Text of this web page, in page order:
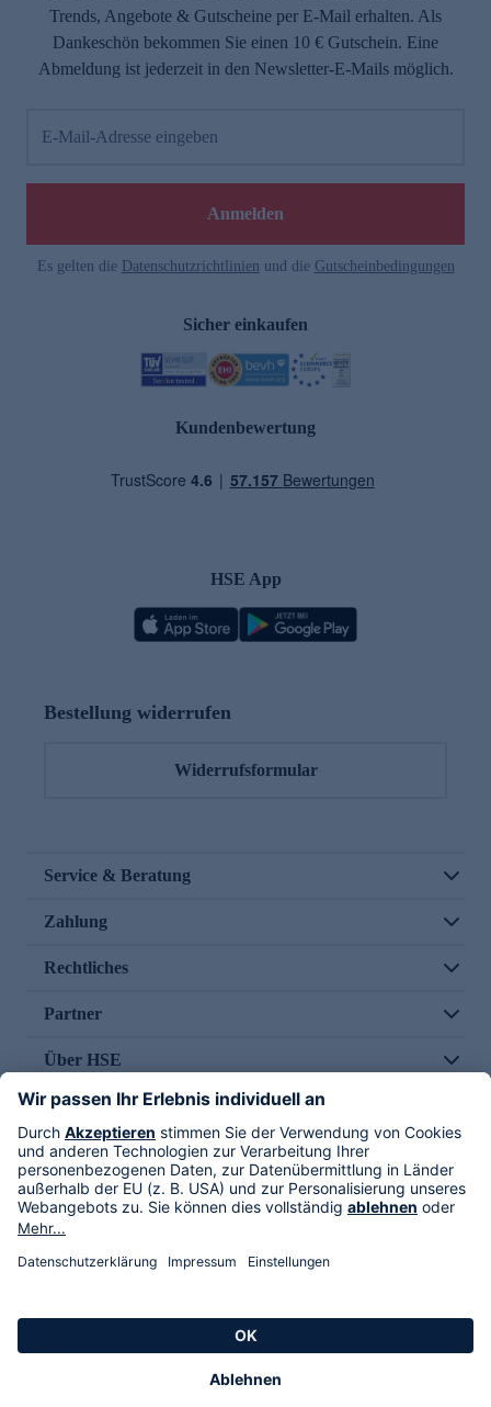
Trends, Angebote & Gutscheine per E-Mail erhalten. Als
Dankeschön bekommen Sie einen 10 € Gutschein. Eine
Abmeldung ist jederzeit in den Newsletter-E-Mails möglich.
E-Mail-Adresse eingeben
Anmelden
Es gelten die Datenschutzrichtlinien und die Gutscheinbedingungen
Sicher einkaufen
Kundenbewertung
HSE App
Bestellung widerrufen
Widerrufsformular
Service & Beratung
Zahlung
Rechtliches
Partner
Über HSE
Im TV
HSE International